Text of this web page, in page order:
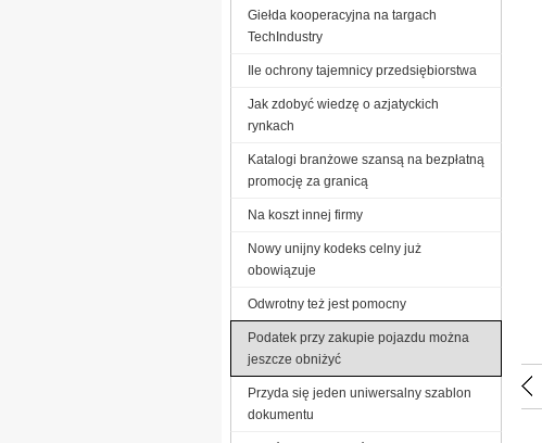
Giełda kooperacyjna na targach
TechIndustry
Ile ochrony tajemnicy przedsiębiorstwa
Jak zdobyć wiedzę o azjatyckich
rynkach
Katalogi branżowe szansą na bezpłatną
promocję za granicą
Na koszt innej firmy
Nowy unijny kodeks celny już
obowiązuje
Odwrotny też jest pomocny
Podatek przy zakupie pojazdu można
jeszcze obniżyć
Przyda się jeden uniwersalny szablon
dokumentu